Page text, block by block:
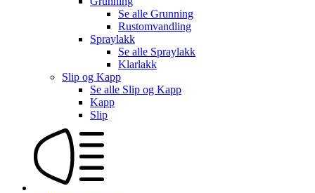
Se alle Grunning
Rustomvandling
Spraylakk
Se alle Spraylakk
Klarlakk
Slip og Kapp
Se alle Slip og Kapp
Kapp
Slip